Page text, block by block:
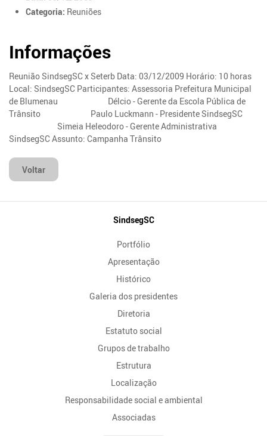
Categoria: Reuniões
Informações
Reunião SindsegSC x Seterb Data: 03/12/2009 Horário: 10 horas
Local: SindsegSC Participantes: Assessoria Prefeitura Municipal
de Blumenau Délcio - Gerente da Escola Pública de
Trânsito Paulo Luckmann - Presidente SindsegSC
Simeia Heleodoro - Gerente Administrativa
SindsegSC Assunto: Campanha Trânsito
Voltar
SindsegSC
Portfólio
Apresentação
Histórico
Galeria dos presidentes
Diretoria
Estatuto social
Grupos de trabalho
Estrutura
Localização
Responsabilidade social e ambiental
Associadas